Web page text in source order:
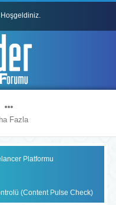
Fazla
Platformu
(Content Pulse Check)